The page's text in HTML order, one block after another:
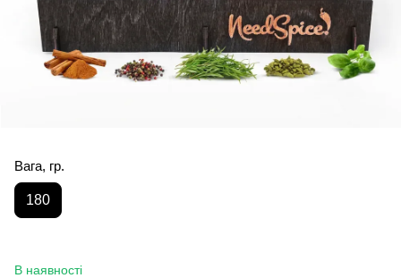
Вага, гр.
180
В наявності